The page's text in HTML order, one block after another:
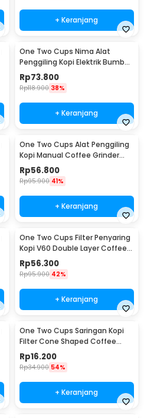
+ Keranjang
One Two Cups Nima Alat
Penggiling Kopi Elektrik Bumbu
Coffee Grinder - NM-8300
Rp73.800
Rp118.900 38%
+ Keranjang
One Two Cups Alat Penggiling
Kopi Manual Coffee Grinder
160ml - CF012
Rp56.800
Rp95.900 41%
+ Keranjang
One Two Cups Filter Penyaring
Kopi V60 Double Layer Coffee
Filter - FS-40S
Rp56.300
Rp95.900 42%
+ Keranjang
One Two Cups Saringan Kopi
Filter Cone Shaped Coffee
Dripper 1 PCS - K741
Rp16.200
Rp34.900 54%
+ Keranjang